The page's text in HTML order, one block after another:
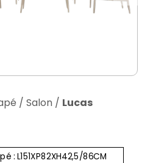
/ Salon / Lucas
: L151XP82XH42,5/86CM